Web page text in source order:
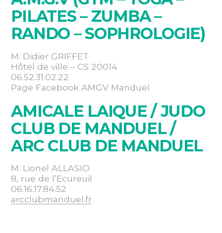
PILATES – ZUMBA –
RANDO – SOPHROLOGIE)
M. Didier GRIFFET
Hôtel de ville – CS 20014
06.52.31.02.22
Page Facebook AMGV Manduel
AMICALE LAIQUE / JUDO
CLUB DE MANDUEL /
ARC CLUB DE MANDUEL
M. Lionel ALLASIO
8, rue de l’Ecureuil
06.16.17.84.52
arcclubmanduel.fr